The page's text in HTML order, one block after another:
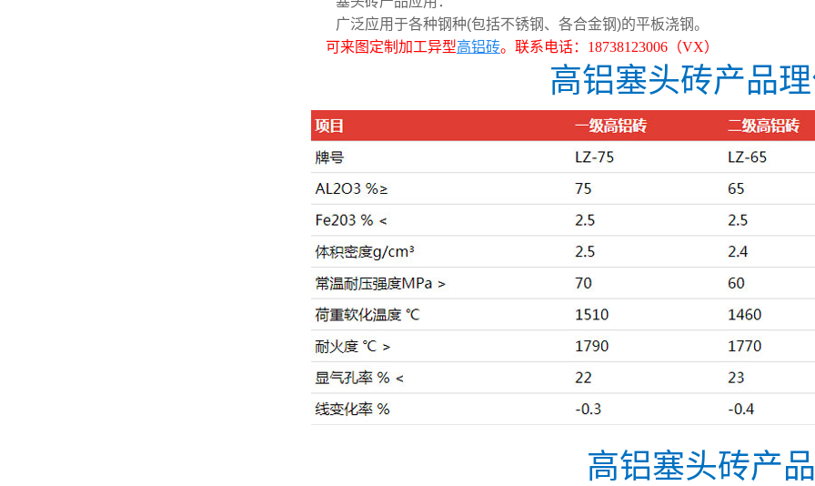
广泛应用于各种钢种(包括不锈钢、各合金钢)的平板浇钢。
可来图定制加工异型高铝砖。联系电话：18738123006（VX）
高铝塞头砖产品
高铝塞头砖产